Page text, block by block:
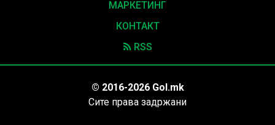
МАРКЕТИНГ
КОНТАКТ
RSS
© 2016-2026 Gol.mk
Сите права задржани